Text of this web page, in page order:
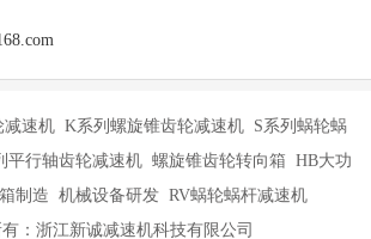
减速机 K系列螺旋锥齿轮减速机 S系列蜗轮蜗
平行轴齿轮减速机 螺旋锥齿轮转向箱 HB大功
制造 机械设备研发 RV蜗轮蜗杆减速机
：浙江新诚减速机科技有限公司